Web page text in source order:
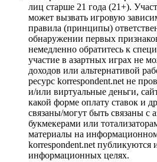
лиц старше 21 года (21+).
может вызвать игровую
правила (принципы)
обнаружении первых
немедленно обратитесь к
участие в азартных играх не
доходов или альтернативой
ресурс korrespondent.net не
и/или виртуальные деньги,
какой форме оплату ставок и
связаны/могут быть связаны с
букмекерами или
материалы на
korrespondent.net публикуются
информационных целях.